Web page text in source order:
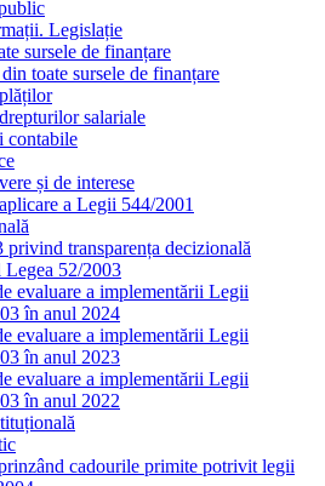
Legislație
sursele de finanțare
toate sursele de finanțare
salariale
contabile
și de interese
a Legii 544/2001
privind transparența decizională
52/2003
evaluare a implementării Legii
în anul 2024
evaluare a implementării Legii
în anul 2023
evaluare a implementării Legii
în anul 2022
cadourile primite potrivit legii